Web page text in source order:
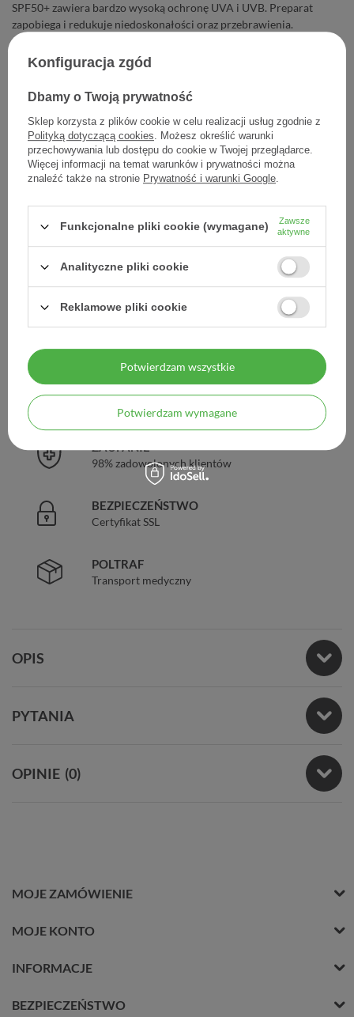
SPF50+ zawiera bardzo wysoką ochronę UVA i UVB. Preparat
zapobiega i redukuje niedoskonałości oraz przebrawienia.
132,21 zł
Cena jednostkowa 3,31 zł / szt.
- + Dodaj do koszyka
Dodaj do listy zakupowej
Producent:L'OREAL POLSKA
Kod produktu:3337875837149
DARMOWA DOSTAWA
Już od 149 zł !
DOŚWIADCZENIE
ZAUFANIE
98% zadowolonych klientów
BEZPIECZEŃSTWO
Certyfikat SSL
POLTRAF
Transport medyczny
OPIS
PYTANIA
OPINIE (0)
MOJE ZAMÓWIENIE
MOJE KONTO
INFORMACJE
BEZPIECZEŃSTWO
Konfiguracja zgód
Dbamy o Twoją prywatność
Sklep korzysta z plików cookie w celu realizacji usług zgodnie z
Polityką dotyczącą cookies. Możesz określić warunki
przechowywania lub dostępu do cookie w Twojej przeglądarce.
Więcej informacji na temat warunków i prywatności można
znaleźć także na stronie Prywatność i warunki Google.
Funkcjonalne pliki cookie (wymagane)
Zawsze
aktywne
Analityczne pliki cookie
Reklamowe pliki cookie
Potwierdzam wymagane
Potwierdzam wszystkie